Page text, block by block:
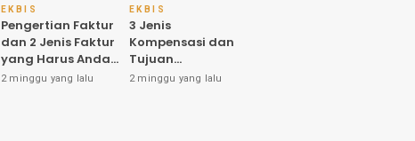
EKBIS
Pengertian Faktur
dan 2 Jenis Faktur
yang Harus Anda
Ketahui
2 minggu yang lalu
EKBIS
3 Jenis
Kompensasi dan
Tujuan
Pemberiannya
2 minggu yang lalu